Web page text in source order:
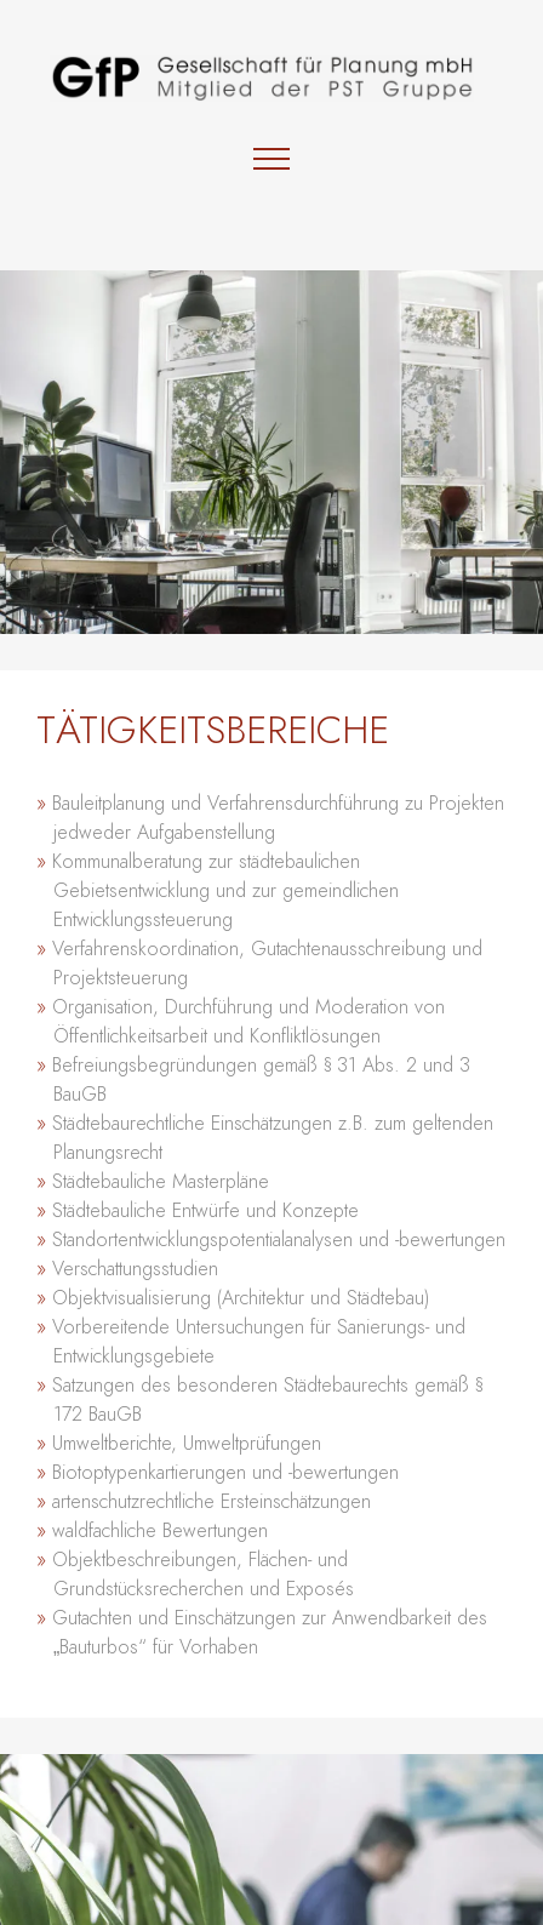
TÄTIGKEITSBEREICHE
Bauleitplanung und Verfahrensdurchführung zu Projekten
jedweder Aufgabenstellung
Kommunalberatung zur städtebaulichen
Gebietsentwicklung und zur gemeindlichen
Entwicklungssteuerung
Verfahrenskoordination, Gutachtenausschreibung und
Projektsteuerung
Organisation, Durchführung und Moderation von
Öffentlichkeitsarbeit und Konfliktlösungen
Befreiungsbegründungen gemäß § 31 Abs. 2 und 3
BauGB
Städtebaurechtliche Einschätzungen z.B. zum geltenden
Planungsrecht
Städtebauliche Masterpläne
Städtebauliche Entwürfe und Konzepte
Standortentwicklungspotentialanalysen und -bewertungen
Verschattungsstudien
Objektvisualisierung (Architektur und Städtebau)
Vorbereitende Untersuchungen für Sanierungs- und
Entwicklungsgebiete
Satzungen des besonderen Städtebaurechts gemäß §
172 BauGB
Umweltberichte, Umweltprüfungen
Biotoptypenkartierungen und -bewertungen
artenschutzrechtliche Ersteinschätzungen
waldfachliche Bewertungen
Objektbeschreibungen, Flächen- und
Grundstücksrecherchen und Exposés
Gutachten und Einschätzungen zur Anwendbarkeit des
„Bauturbos“ für Vorhaben